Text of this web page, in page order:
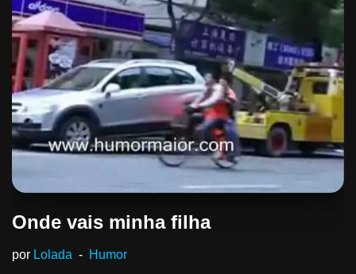
Onde vais minha filha
por Lolada Humor